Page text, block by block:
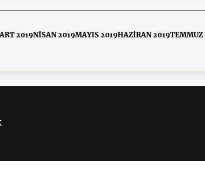
2019NİSAN 2019MAYIS 2019HAZİRAN 2019TEMMUZ